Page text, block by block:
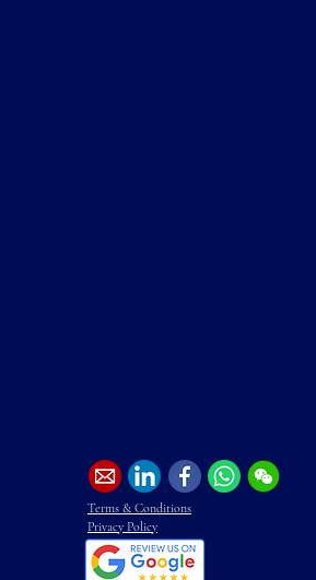
Terms & Conditions
Privacy Policy